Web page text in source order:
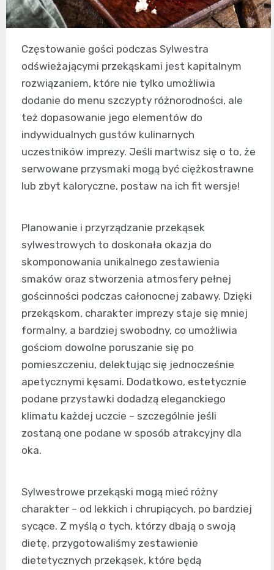
Częstowanie gości podczas Sylwestra
odświeżającymi przekąskami jest kapitalnym
rozwiązaniem, które nie tylko umożliwia
dodanie do menu szczypty różnorodności, ale
też dopasowanie jego elementów do
indywidualnych gustów kulinarnych
uczestników imprezy. Jeśli martwisz się o to, że
serwowane przysmaki mogą być ciężkostrawne
lub zbyt kaloryczne, postaw na ich fit wersje!
Planowanie i przyrządzanie przekąsek
sylwestrowych to doskonała okazja do
skomponowania unikalnego zestawienia
smaków oraz stworzenia atmosfery pełnej
gościnności podczas całonocnej zabawy. Dzięki
przekąskom, charakter imprezy staje się mniej
formalny, a bardziej swobodny, co umożliwia
gościom dowolne poruszanie się po
pomieszczeniu, delektując się jednocześnie
apetycznymi kęsami. Dodatkowo, estetycznie
podane przystawki dodadzą eleganckiego
klimatu każdej uczcie – szczególnie jeśli
zostaną one podane w sposób atrakcyjny dla
oka.
Sylwestrowe przekąski mogą mieć różny
charakter – od lekkich i chrupiących, po bardziej
sycące. Z myślą o tych, którzy dbają o swoją
dietę, przygotowaliśmy zestawienie
dietetycznych przekąsek, które będą